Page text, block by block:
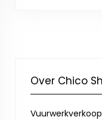
Over Chico